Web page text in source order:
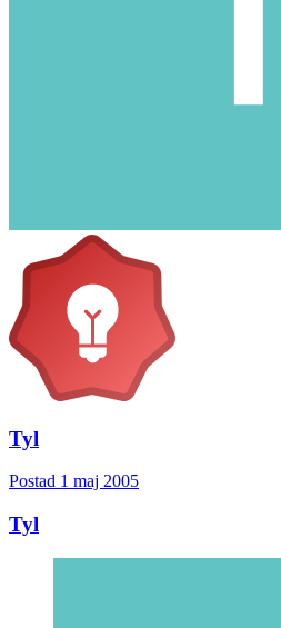
Tyl
Postad 1 maj 2005
Tyl